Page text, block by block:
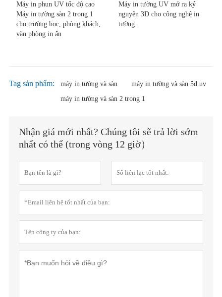
Máy in phun UV tốc độ cao
Máy in tường sàn 2 trong 1
cho trường học, phòng khách,
văn phòng in ấn
Máy in tường UV mở ra kỷ
nguyên 3D cho công nghệ in
tường.
Tag sản phẩm: máy in tường và sàn
máy in tường và sàn 5d uv
máy in tường và sàn 2 trong 1
Nhận giá mới nhất? Chúng tôi sẽ trả lời sớm
nhất có thể (trong vòng 12 giờ）